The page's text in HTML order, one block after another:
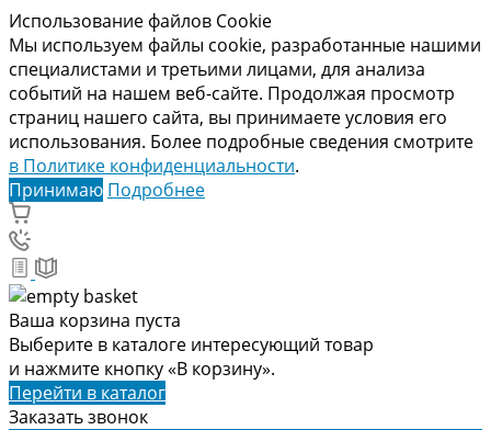
Использование файлов Cookie
Мы используем файлы cookie, разработанные нашими
специалистами и третьими лицами, для анализа
событий на нашем веб-сайте. Продолжая просмотр
страниц нашего сайта, вы принимаете условия его
использования. Более подробные сведения смотрите
в Политике конфиденциальности.
Принимаю Подробнее
Ваша корзина пуста
Выберите в каталоге интересующий товар
и нажмите кнопку «В корзину».
Перейти в каталог
Заказать звонок